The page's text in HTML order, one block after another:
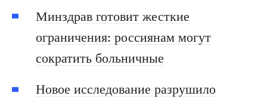
Минздрав готовит жесткие
ограничения: россиянам могут
сократить больничные
Новое исследование разрушило